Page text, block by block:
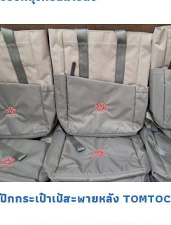
ปักกระเป๋าเป้สะพายหลัง TOMTOC